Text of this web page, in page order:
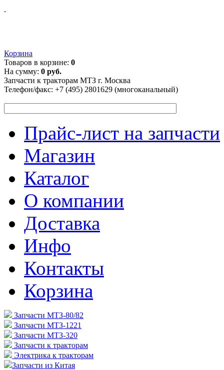
Корзина
Товаров в корзине: 0
На сумму: 0 руб.
Запчасти к тракторам МТЗ г. Москва
Телефон/факс: +7 (495) 2801629 (многоканальный)
Прайс-лист на запчасти
Магазин
Каталог
О компании
Доставка
Инфо
Контакты
Корзина
Запчасти МТЗ-80/82
Запчасти МТЗ-1221
Запчасти МТЗ-320
Запчасти к тракторам
Электрика к тракторам
Запчасти из Китая